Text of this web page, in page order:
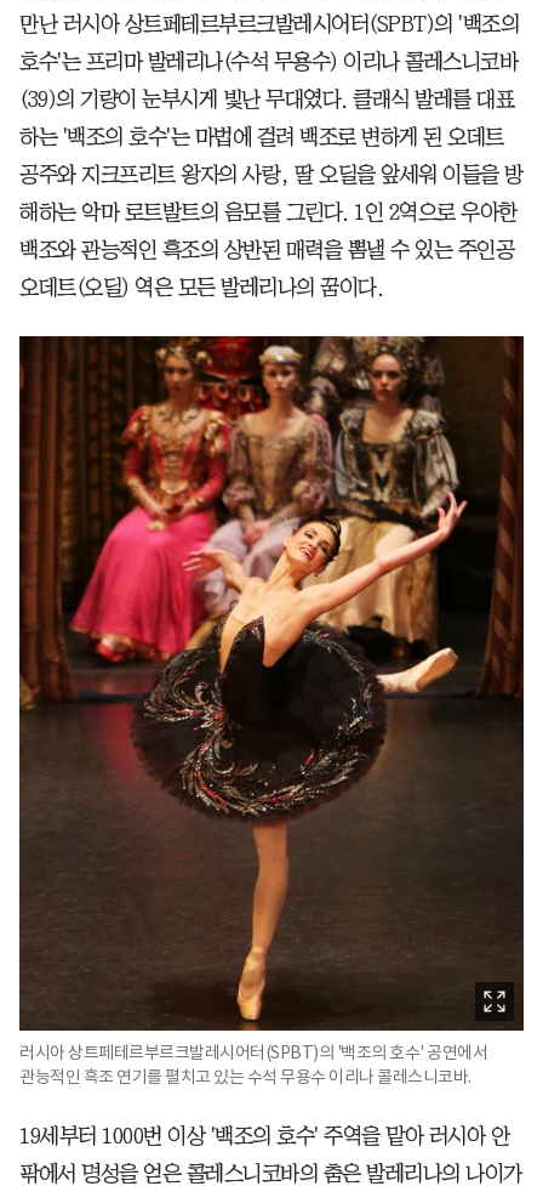
만난 러시아 상트페테르부르크발레시어터(SPBT)의 '백조의
호수'는 프리마 발레리나(수석 무용수) 이리나 콜레스니코바
(39)의 기량이 눈부시게 빛난 무대였다. 클래식 발레를 대표
하는 '백조의 호수'는 마법에 걸려 백조로 변하게 된 오데트
공주와 지크프리트 왕자의 사랑, 딸 오딜을 앞세워 이들을 방
해하는 악마 로트발트의 음모를 그린다. 1인 2역으로 우아한
백조와 관능적인 흑조의 상반된 매력을 뽐낼 수 있는 주인공
오데트(오딜) 역은 모든 발레리나의 꿈이다.
러시아 상트페테르부르크발레시어터(SPBT)의 '백조의 호수' 공연에서
관능적인 흑조 연기를 펼치고 있는 수석 무용수 이리나 콜레스니코바.
19세부터 1000번 이상 '백조의 호수' 주역을 맡아 러시아 안
팎에서 명성을 얻은 콜레스니코바의 춤은 발레리나의 나이가